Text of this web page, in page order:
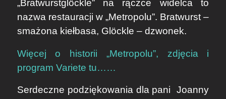
„Bratwurstglöckle” na rączce widelca to
nazwa restauracji w „Metropolu”. Bratwurst –
smażona kiełbasa, Glöckle – dzwonek.
Więcej o historii „Metropolu”, zdjęcia i
program Variete tu……
Serdeczne podziękowania dla paniJoanny